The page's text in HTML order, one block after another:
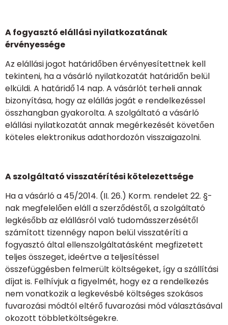
A fogyasztó elállási nyilatkozatának
érvényessége
Az elállási jogot határidőben érvényesítettnek kell
tekinteni, ha a vásárló nyilatkozatát határidőn belül
elküldi. A határidő 14 nap. A vásárlót terheli annak
bizonyítása, hogy az elállás jogát e rendelkezéssel
összhangban gyakorolta. A szolgáltató a vásárló
elállási nyilatkozatát annak megérkezését követően
köteles elektronikus adathordozón visszaigazolni.
A szolgáltató visszatérítési kötelezettsége
Ha a vásárló a 45/2014. (II. 26.) Korm. rendelet 22. §-
nak megfelelően eláll a szerződéstől, a szolgáltató
legkésőbb az elállásról való tudomásszerzésétől
számított tizennégy napon belül visszatéríti a
fogyasztó által ellenszolgáltatásként megfizetett
teljes összeget, ideértve a teljesítéssel
összefüggésben felmerült költségeket, így a szállítási
díjat is. Felhívjuk a figyelmét, hogy ez a rendelkezés
nem vonatkozik a legkevésbé költséges szokásos
fuvarozási módtól eltérő fuvarozási mód választásával
okozott többletköltségekre.